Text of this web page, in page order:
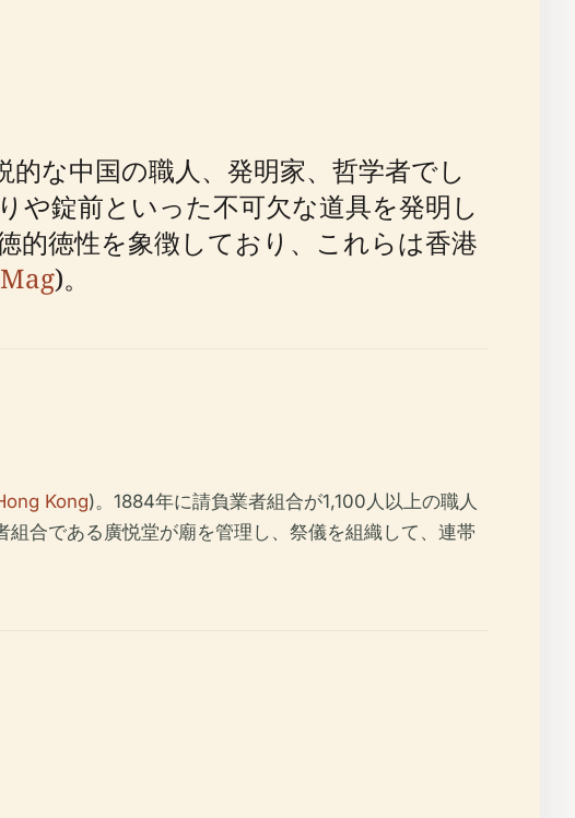
な中国の職人、発明家、哲学者でし
や錠前といった不可欠な道具を発明し
的徳性を象徴しており、これらは香港
)。
Kong)。1884年に請負業者組合が1,100人以上の職人
合である廣悦堂が廟を管理し、祭儀を組織して、連帯